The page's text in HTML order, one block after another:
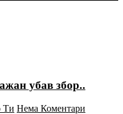
убав збор..
Ти Нема Коментари